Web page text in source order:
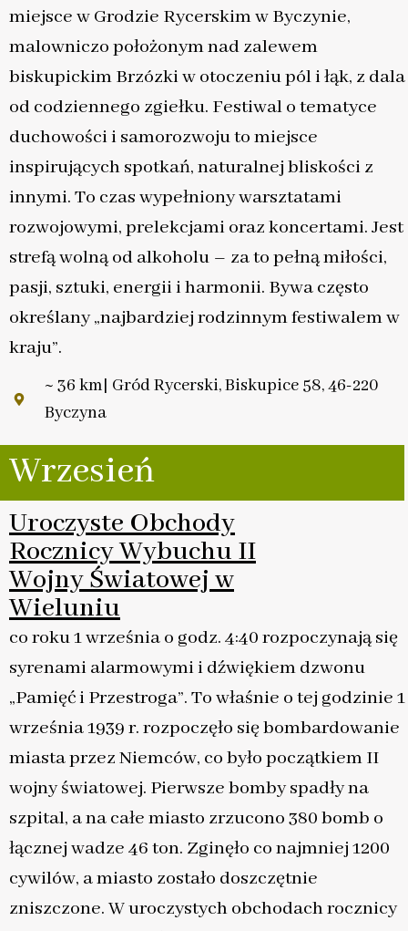
miejsce w Grodzie Rycerskim w Byczynie,
malowniczo położonym nad zalewem
biskupickim Brzózki w otoczeniu pól i łąk, z dala
od codziennego zgiełku. Festiwal o tematyce
duchowości i samorozwoju to miejsce
inspirujących spotkań, naturalnej bliskości z
innymi. To czas wypełniony warsztatami
rozwojowymi, prelekcjami oraz koncertami. Jest
strefą wolną od alkoholu – za to pełną miłości,
pasji, sztuki, energii i harmonii. Bywa często
określany „najbardziej rodzinnym festiwalem w
kraju”.
~ 36 km| Gród Rycerski, Biskupice 58, 46-220
Byczyna
Wrzesień
Uroczyste Obchody
Rocznicy Wybuchu II
Wojny Światowej w
Wieluniu
co roku 1 września o godz. 4:40 rozpoczynają się
syrenami alarmowymi i dźwiękiem dzwonu
„Pamięć i Przestroga”. To właśnie o tej godzinie 1
września 1939 r. rozpoczęło się bombardowanie
miasta przez Niemców, co było początkiem II
wojny światowej. Pierwsze bomby spadły na
szpital, a na całe miasto zrzucono 380 bomb o
łącznej wadze 46 ton. Zginęło co najmniej 1200
cywilów, a miasto zostało doszczętnie
zniszczone. W uroczystych obchodach rocznicy